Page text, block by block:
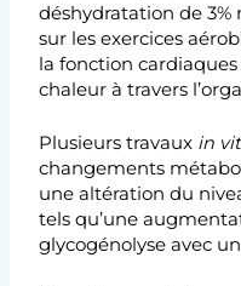
déshydratation de 3%
sur les exercices
la fonction
chaleur à travers
Plusieurs travaux in
changements
une altération du
tels qu’une
glycogénolyse avec